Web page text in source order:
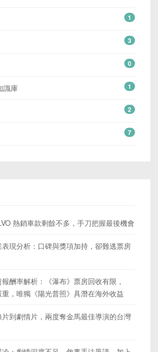
1
3
0
識庫 1
2
7
熱銷車款剩餘不多，手刀把握最後機會
現分析：口碑與獎項加持，卻難逃票房
酬率解析：《瀑布》票房回收有限，
重，唯獨《陽光普照》具潛在海外收益
到劇情片，兩度奪金馬最佳導演的台灣